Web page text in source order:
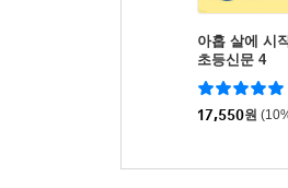
아홉 살에 시
초등신문 4
17,550원